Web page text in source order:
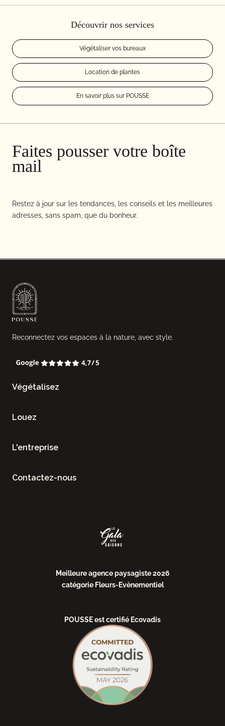
Découvrir nos services
Végétaliser vos bureaux
Location de plantes
En savoir plus sur POUSSE
Faites pousser votre boîte
mail
Restez à jour sur les tendances, les conseils et les meilleures
adresses, sans spam, que du bonheur.
Reconnectez vos espaces à la nature, avec style.
Végétalisez
Louez
L'entreprise
Contactez-nous
Meilleure agence paysagiste 2026
catégorie Fleurs-Evènementiel
POUSSE est certifié Ecovadis